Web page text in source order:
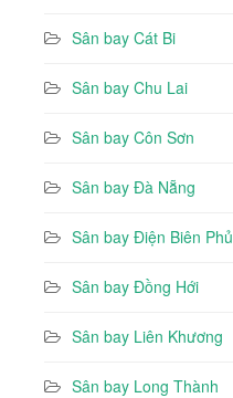
Sân bay Cát Bi
Sân bay Chu Lai
Sân bay Côn Sơn
Sân bay Đà Nẵng
Sân bay Điện Biên Phủ
Sân bay Đồng Hới
Sân bay Liên Khương
Sân bay Long Thành